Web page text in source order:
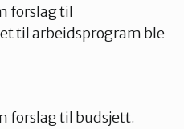
forslag til
til arbeidsprogram ble
forslag til budsjett.